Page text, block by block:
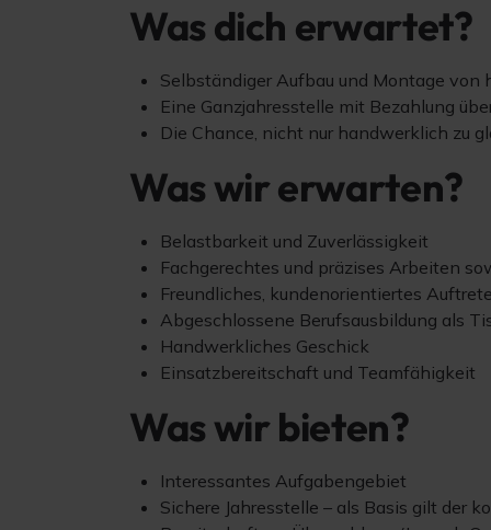
Was dich erwartet?
Selbständiger Aufbau und Montage von
Eine Ganzjahresstelle mit Bezahlung
Die Chance, nicht nur handwerklich zu
Was wir erwarten?
Belastbarkeit und Zuverlässigkeit
Fachgerechtes und präzises Arbeiten
Freundliches, kundenorientiertes
Abgeschlossene Berufsausbildung als
Handwerkliches Geschick
Einsatzbereitschaft und Teamfähigkeit
Was wir bieten?
Interessantes Aufgabengebiet
Sichere Jahresstelle – als Basis gilt der